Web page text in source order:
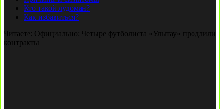
Кто такой лудоман?
Как избавиться?
Читаете: Официально: Четыре футболиста «Улытау» продлили
контракты